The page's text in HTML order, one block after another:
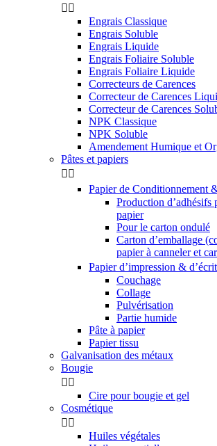
 
Engrais Classique
Engrais Soluble
Engrais Liquide
Engrais Foliaire Soluble
Engrais Foliaire Liquide
Correcteurs de Carences
Correcteur de Carences
Correcteur de Carences
NPK Classique
NPK Soluble
Amendement Humique et
Pâtes et papiers
 
Papier de Conditionnement
Production d’adhésifs
papier
Pour le carton ondulé
Carton d’emballage
papier à canneler et
Papier d’impression &
Couchage
Collage
Pulvérisation
Partie humide
Pâte à papier
Papier tissu
Galvanisation des métaux
Bougie
 
Cire pour bougie et gel
Cosmétique
 
Huiles végétales